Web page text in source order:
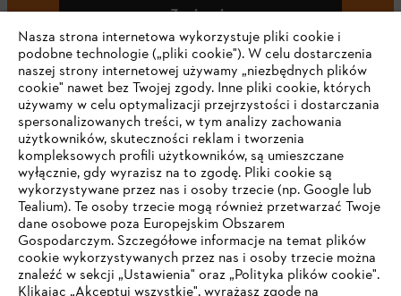
Zapisz się
#STIHL
Firma
Nasza strona internetowa wykorzystuje pliki cookie i
podobne technologie („pliki cookie"). W celu dostarczenia
naszej strony internetowej używamy „niezbędnych plików
cookie" nawet bez Twojej zgody. Inne pliki cookie, których
używamy w celu optymalizacji przejrzystości i dostarczania
spersonalizowanych treści, w tym analizy zachowania
użytkowników, skuteczności reklam i tworzenia
kompleksowych profili użytkowników, są umieszczane
wyłącznie, gdy wyrazisz na to zgodę. Pliki cookie są
wykorzystywane przez nas i osoby trzecie (np. Google lub
Tealium). Te osoby trzecie mogą również przetwarzać Twoje
dane osobowe poza Europejskim Obszarem
Gospodarczym. Szczegółowe informacje na temat plików
cookie wykorzystywanych przez nas i osoby trzecie można
znaleźć w sekcji „Ustawienia" oraz „Polityka plików cookie".